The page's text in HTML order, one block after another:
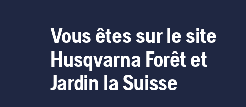
Vous êtes sur le site
Husqvarna Forêt et
Jardin la Suisse